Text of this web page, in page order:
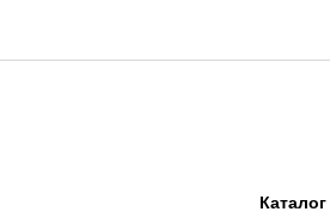
Каталог